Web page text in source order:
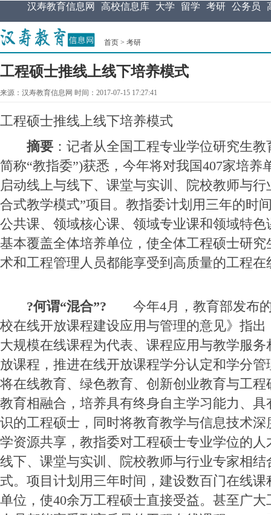
汉寿教育信息网 高校信息库 大学 留学 考研 公务员
首页 > 考研
工程硕士推线上线下培养模式
来源：汉寿教育信息网 时间：2017-07-15 17:27:41
工程硕士推线上线下培养模式
摘要 ：记者从全国工程专业学位研究生
简称“教指委”)获悉，今年将对我国407家培养
启动线上与线下、课堂与实训、院校教师与
合式教学模式”项目。教指委计划用三年的时
公共课、领域核心课、领域专业课和领域特
基本覆盖全体培养单位，使全体工程硕士研
术和工程管理人员都能享受到高质量的工程在
?何谓“混合”? 今年4月，教育部发布的
校在线开放课程建设应用与管理的意见》指
大规模在线课程为代表、课程应用与教学服
放课程，推进在线开放课程学分认定和学
将在线教育、绿色教育、创新创业教育与工
教育相融合，培养具有终身自主学习能力、
识的工程硕士，同时将教育教学与信息技术
学资源共享，教指委对工程硕士专业学位的
线下、课堂与实训、院校教师与行业专家相
式。项目计划用三年时间，建设数百门在线课
单位，使40余万工程硕士直接受益。甚至广